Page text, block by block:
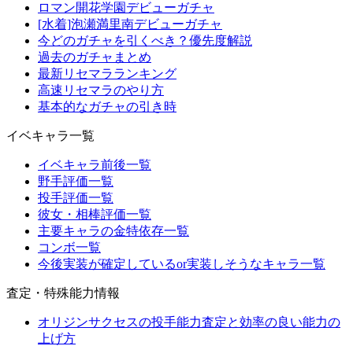
ロマン開花学園デビューガチャ
[水着]泡瀬満里南デビューガチャ
今どのガチャを引くべき？優先度解説
過去のガチャまとめ
最新リセマラランキング
高速リセマラのやり方
基本的なガチャの引き時
イベキャラ一覧
イベキャラ前後一覧
野手評価一覧
投手評価一覧
彼女・相棒評価一覧
主要キャラの金特依存一覧
コンボ一覧
今後実装が確定しているor実装しそうなキャラ一覧
査定・特殊能力情報
オリジンサクセスの投手能力査定と効率の良い能力の
上げ方